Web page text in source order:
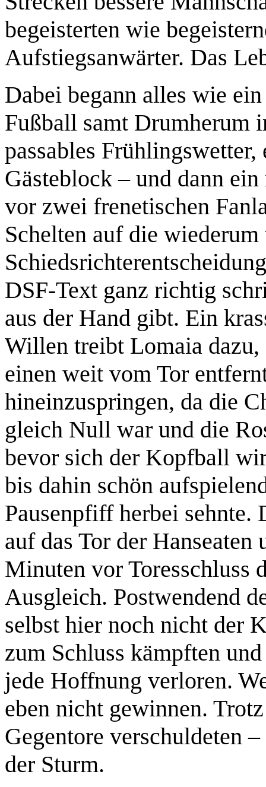
begeisterten wie
Aufstiegsanwärter. Das
Dabei begann alles wie
Fußball samt Drumherum
passables
Gästeblock – und dann
vor zwei frenetischen
Schelten auf die
DSF-Text ganz richtig
aus der Hand gibt. Ein
Willen treibt Lomaia
einen weit vom Tor
hineinzuspringen, da die
gleich Null war und die
bevor sich der Kopfball
bis dahin schön
Pausenpfiff herbei sehnte.
auf das Tor der
Minuten vor Toresschluss
Ausgleich. Postwendend
selbst hier noch nicht der
zum Schluss kämpften
jede Hoffnung verloren.
eben nicht gewinnen.
Gegentore verschuldeten
der Sturm.